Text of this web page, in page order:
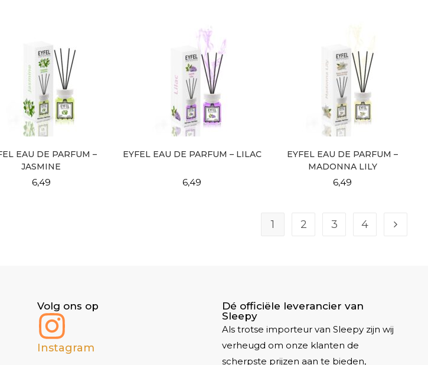
EAU DE PARFUM –
JASMINE
6,49
EYFEL EAU DE PARFUM – LILAC
6,49
EYFEL EAU DE PARFUM –
MADONNA LILY
6,49
1 2 3 4
Volg ons op
Instagram
Dé officiële leverancier van
Sleepy
Als trotse importeur van Sleepy zijn wij
verheugd om onze klanten de
scherpste prijzen aan te bieden,